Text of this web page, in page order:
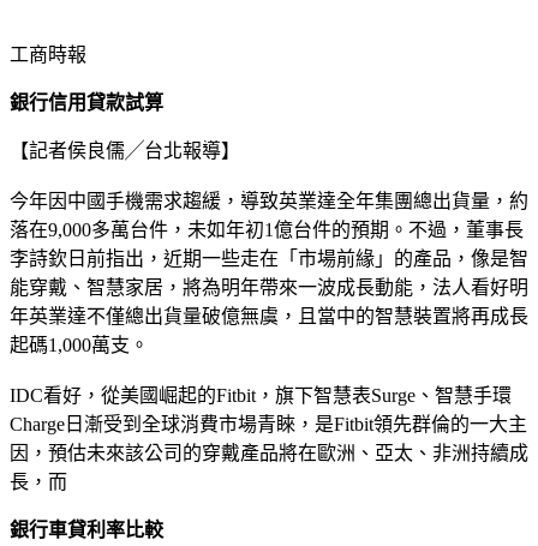
工商時報
銀行信用貸款試算
【記者侯良儒╱台北報導】
今年因中國手機需求趨緩，導致英業達全年集團總出貨量，約
落在9,000多萬台件，未如年初1億台件的預期。不過，董事長
李詩欽日前指出，近期一些走在「市場前緣」的產品，像是智
能穿戴、智慧家居，將為明年帶來一波成長動能，法人看好明
年英業達不僅總出貨量破億無虞，且當中的智慧裝置將再成長
起碼1,000萬支。
IDC看好，從美國崛起的Fitbit，旗下智慧表Surge、智慧手環
Charge日漸受到全球消費市場青睞，是Fitbit領先群倫的一大主
因，預估未來該公司的穿戴產品將在歐洲、亞太、非洲持續成
長，而
銀行車貸利率比較